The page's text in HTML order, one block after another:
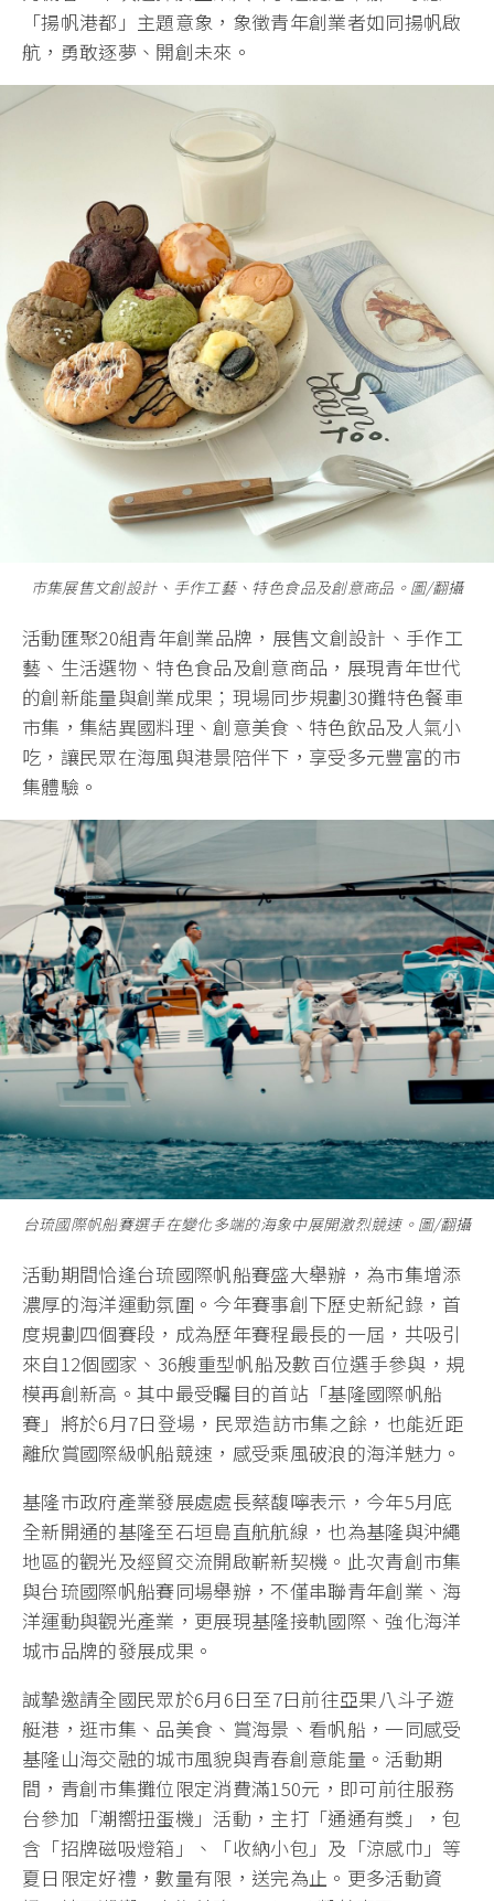
「揚帆港都」主題意象，象徵青年創業者如同揚帆啟
航，勇敢逐夢、開創未來。
市集展售文創設計、手作工藝、特色食品及創意商品。圖/翻攝
活動匯聚20組青年創業品牌，展售文創設計、手作工
藝、生活選物、特色食品及創意商品，展現青年世代
的創新能量與創業成果；現場同步規劃30攤特色餐車
市集，集結異國料理、創意美食、特色飲品及人氣小
吃，讓民眾在海風與港景陪伴下，享受多元豐富的市
集體驗。
台琉國際帆船賽選手在變化多端的海象中展開激烈競速。圖/翻攝
活動期間恰逢台琉國際帆船賽盛大舉辦，為市集增添
濃厚的海洋運動氛圍。今年賽事創下歷史新紀錄，首
度規劃四個賽段，成為歷年賽程最長的一屆，共吸引
來自12個國家、36艘重型帆船及數百位選手參與，規
模再創新高。其中最受矚目的首站「基隆國際帆船
賽」將於6月7日登場，民眾造訪市集之餘，也能近距
離欣賞國際級帆船競速，感受乘風破浪的海洋魅力。
基隆市政府產業發展處處長蔡馥嚀表示，今年5月底
全新開通的基隆至石垣島直航航線，也為基隆與沖繩
地區的觀光及經貿交流開啟嶄新契機。此次青創市集
與台琉國際帆船賽同場舉辦，不僅串聯青年創業、海
洋運動與觀光產業，更展現基隆接軌國際、強化海洋
城市品牌的發展成果。
誠摯邀請全國民眾於6月6日至7日前往亞果八斗子遊
艇港，逛市集、品美食、賞海景、看帆船，一同感受
基隆山海交融的城市風貌與青春創意能量。活動期
間，青創市集攤位限定消費滿150元，即可前往服務
台參加「潮嚮扭蛋機」活動，主打「通通有獎」，包
含「招牌磁吸燈箱」、「收納小包」及「涼感巾」等
夏日限定好禮，數量有限，送完為止。更多活動資